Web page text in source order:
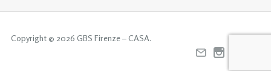
Copyright © 2026 GBS Firenze – CASA.